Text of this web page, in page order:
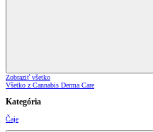
Zobraziť všetko
Všetko z Cannabis Derma Care
Kategória
Čaje